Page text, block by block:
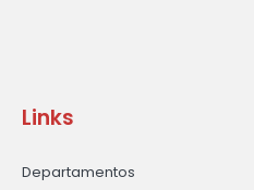
Links
Departamentos